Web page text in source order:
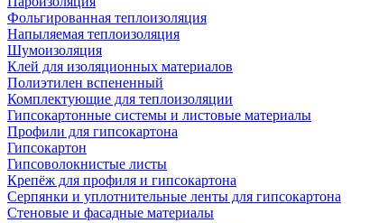
Фольгированная теплоизоляция
Напыляемая теплоизоляция
Шумоизоляция
Клей для изоляционных материалов
Полиэтилен вспененный
Комплектующие для теплоизоляции
Гипсокартонные системы и листовые материалы
Профили для гипсокартона
Гипсокартон
Гипсоволокнистые листы
Крепёж для профиля и гипсокартона
Серпянки и уплотнительные ленты для гипсокартона
Стеновые и фасадные материалы